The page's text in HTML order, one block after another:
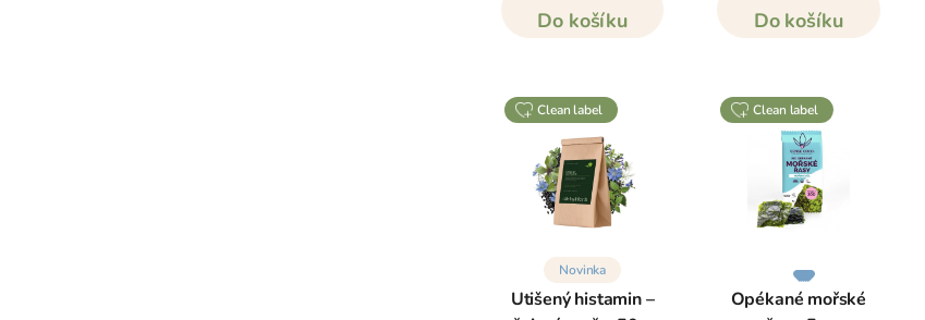
Do košíku Do košíku
clean label
Novinka
Utišený histamin –
clean label
Opékané mořské